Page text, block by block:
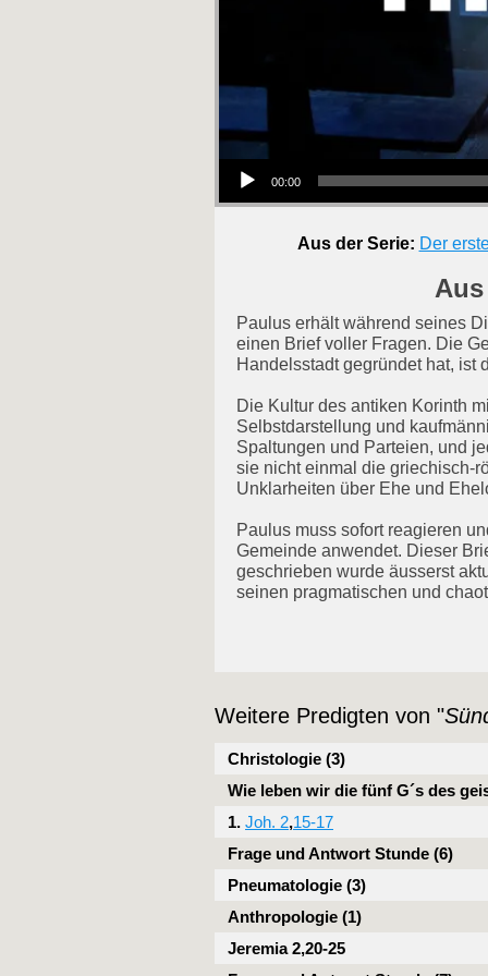
Audio-Player
00:00
Aus der Serie: Der
Paulus erhält während seines
einen Brief voller Fragen. Die
Handelsstadt gegründet hat, ist
Die Kultur des antiken Korinth
Selbstdarstellung und
Spaltungen und Parteien, und
sie nicht einmal die griechisch-
Unklarheiten über Ehe und
Paulus muss sofort reagieren
Gemeinde anwendet. Dieser
geschrieben wurde äusserst
seinen pragmatischen und
Weitere Predigten von "
Christologie (3)
Wie leben wir die fünf G´s des
1. Joh. 2,15-17
Frage und Antwort Stunde (6)
Pneumatologie (3)
Anthropologie (1)
Jeremia 2,20-25